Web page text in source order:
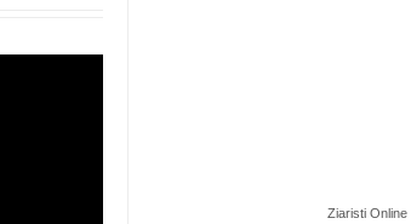
Ziaristi Online